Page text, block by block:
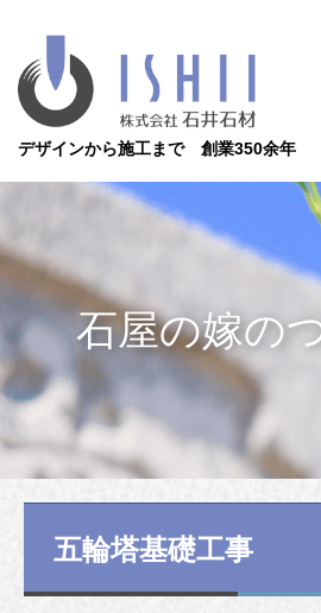
デザインから施工まで 創業350余年
石屋の嫁の
五輪塔基礎工事